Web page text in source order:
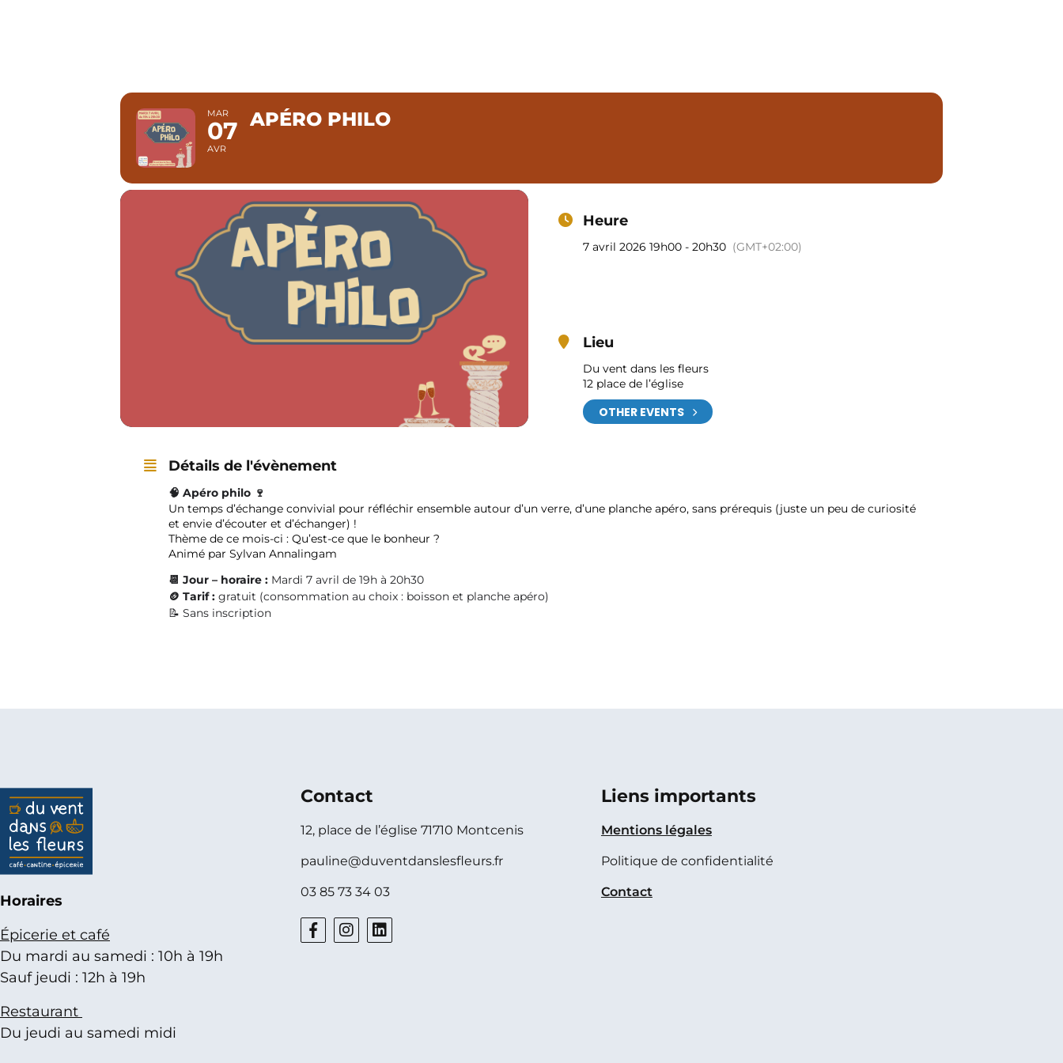
MAR
07
AVR
APÉRO PHILO
Heure
7 avril 2026 19h00 - 20h30 (GMT+02:00)
Lieu
Du vent dans les fleurs
12 place de l’église
OTHER EVENTS
Détails de l'évènement
🧠 Apéro philo 🍷
Un temps d’échange convivial pour réfléchir ensemble autour d’un verre, d’une planche apéro, sans prérequis (juste un peu de curiosité
et envie d’écouter et d’échanger) !
Thème de ce mois-ci : Qu’est-ce que le bonheur ?
Animé par Sylvan Annalingam
📆 Jour – horaire : Mardi 7 avril de 19h à 20h30
🪙 Tarif : gratuit (consommation au choix : boisson et planche apéro)
📝 Sans inscription
Horaires
Épicerie et café
Du mardi au samedi : 10h à 19h
Sauf jeudi : 12h à 19h
Restaurant
Du jeudi au samedi midi
Contact
12, place de l’église 71710 Montcenis
pauline@duventdanslesfleurs.fr
03 85 73 34 03
Liens importants
Mentions légales
Politique de confidentialité
Contact